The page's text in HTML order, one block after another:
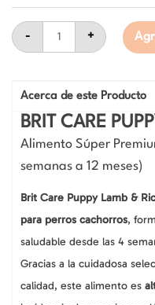
-
Cachorro,
Cordero,
bolsa
kg
cantidad
+
Acerca de este Producto
BRIT CARE
Alimento Súper
semanas a 12 meses)
Brit Care Puppy Lamb &
para perros cachorros,
saludable desde las 4
Gracias a la cuidadosa
calidad, este alimento es